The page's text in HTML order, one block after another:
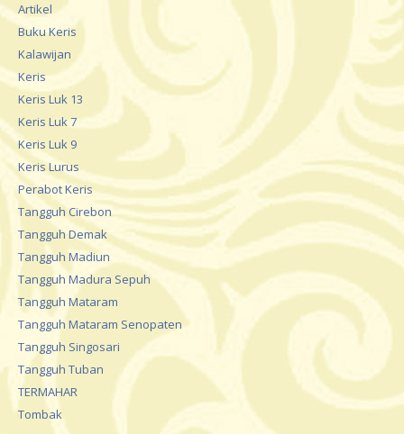
Artikel
Buku Keris
Kalawijan
Keris
Keris Luk 13
Keris Luk 7
Keris Luk 9
Keris Lurus
Perabot Keris
Tangguh Cirebon
Tangguh Demak
Tangguh Madiun
Tangguh Madura Sepuh
Tangguh Mataram
Tangguh Mataram Senopaten
Tangguh Singosari
Tangguh Tuban
TERMAHAR
Tombak